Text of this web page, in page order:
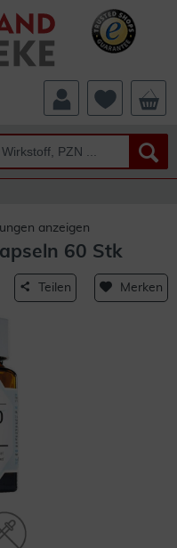
anzeigen
60 Stk
Teilen Merken